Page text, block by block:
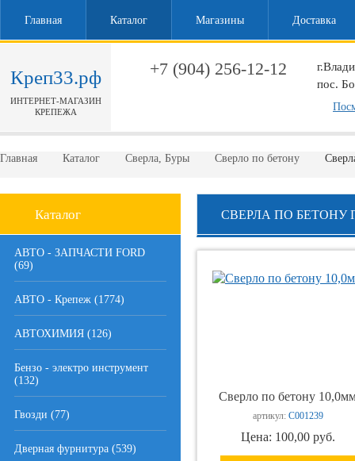
Главная Каталог Магазины Доставка
Креп33.рф
ИНТЕРНЕТ-МАГАЗИН
КРЕПЕЖА
+7 (904) 256-12-12
пос.
Главная Каталог Сверла, Буры Сверло по бетону
Каталог
АВТО - ЗАПЧАСТИ FORD
(69)
АВТО - Крепеж (1774)
АВТОХИМИЯ (126)
Бензо - электро инструмент
(132)
Гвозди (77)
Дверная фурнитура (539)
СВЕРЛА ПО БЕТОНУ
Сверло по бетону
артикул: С001239
Цена: 100,00 руб.